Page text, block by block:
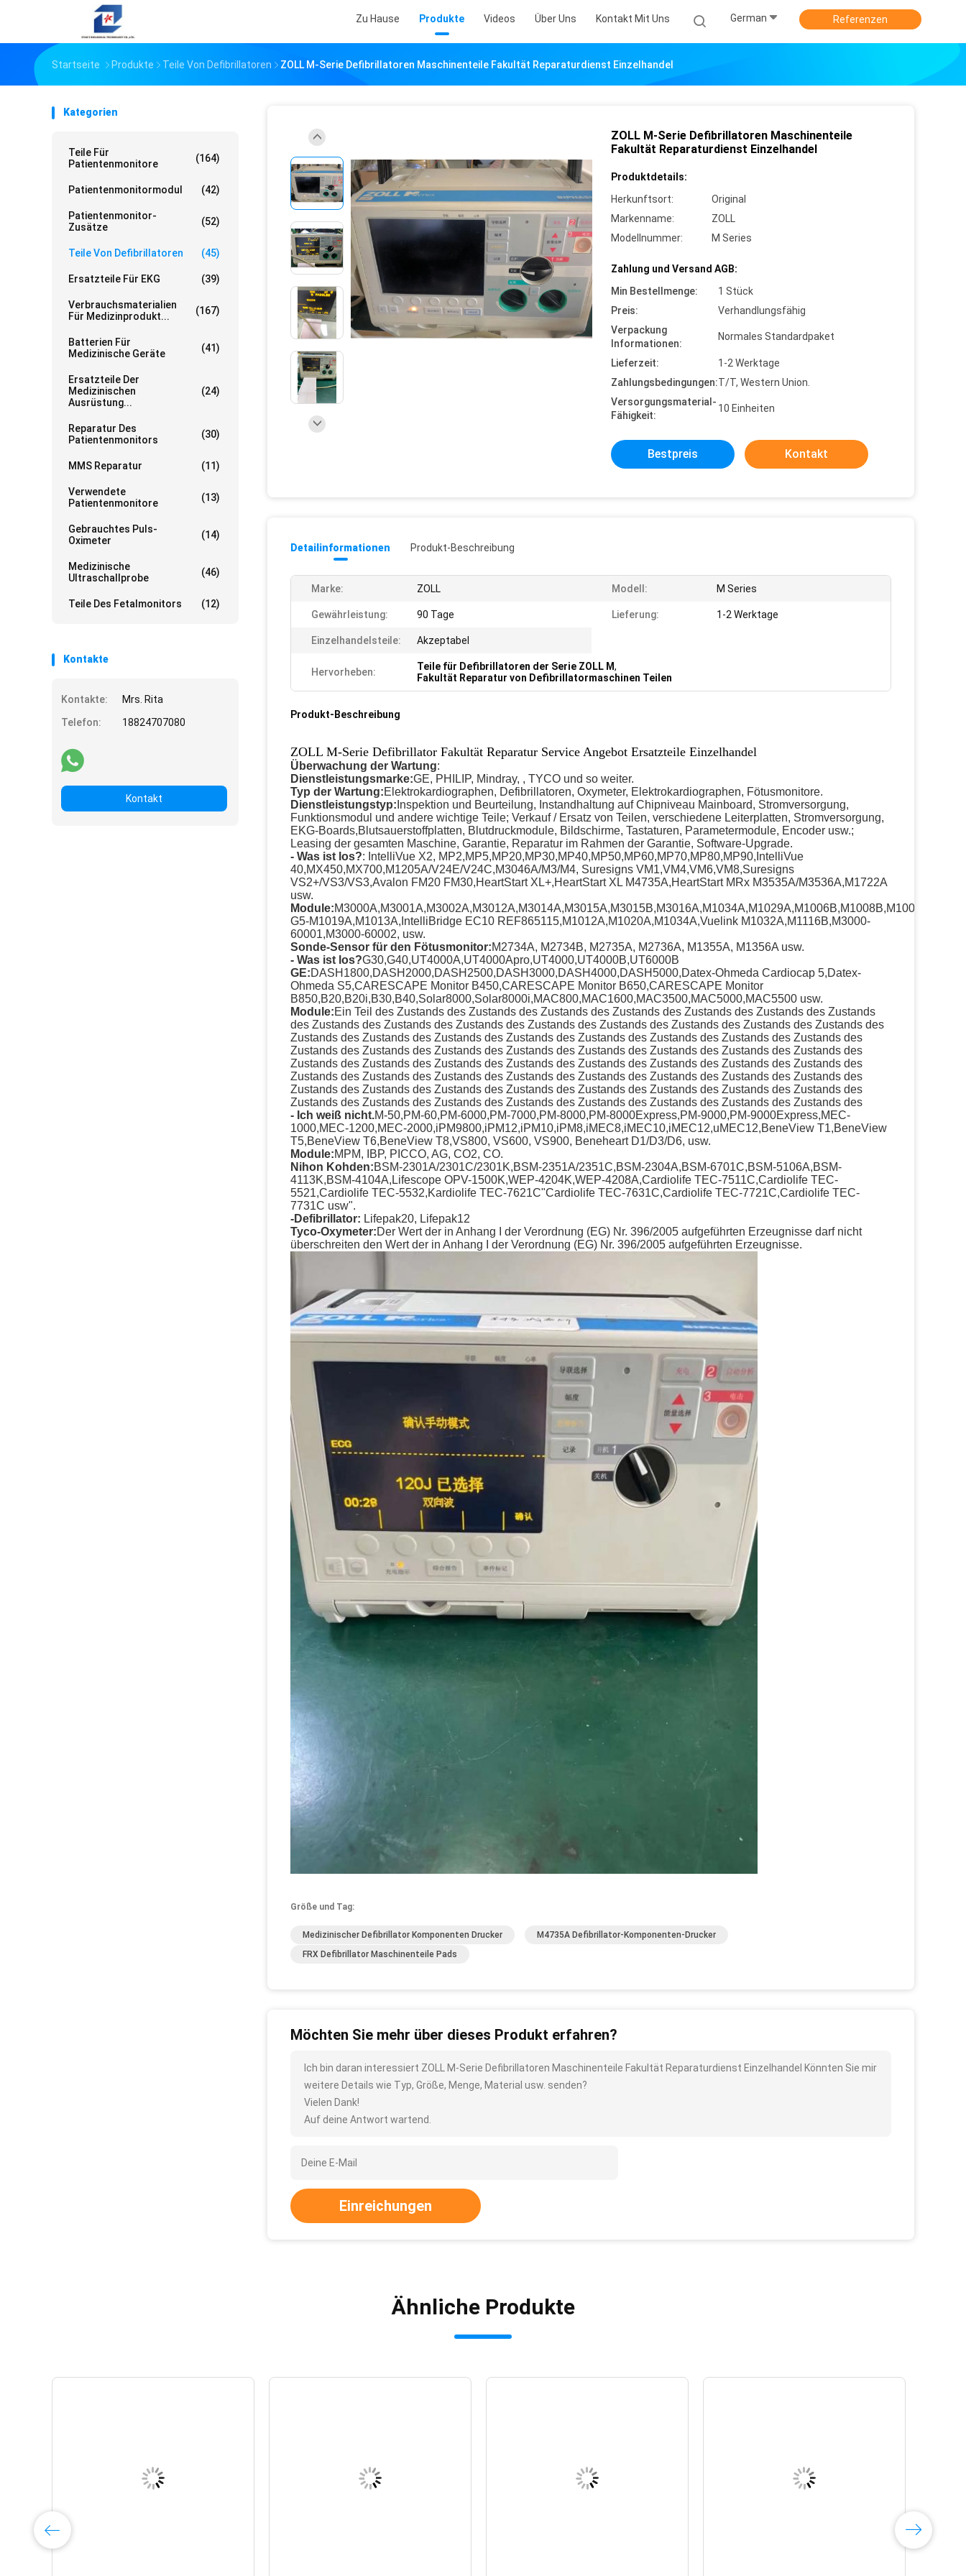
Zu Hause Produkte Videos Über Uns Kontakt Mit Uns German Referenzen
Startseite Produkte Teile Von Defibrillatoren ZOLL M-Serie Defibrillatoren Maschinenteile Fakultät Reparaturdienst Einzelhandel
Kategorien
Teile Für
Patientenmonitore
(164)
Patientenmonitormodul (42)
Patientenmonitor-
Zusätze
(52)
Teile Von Defibrillatoren (45)
Ersatzteile Für EKG (39)
Verbrauchsmaterialien
Für Medizinprodukt...
(167)
Batterien Für
Medizinische Geräte
(41)
Ersatzteile Der
Medizinischen
Ausrüstung...
(24)
Reparatur Des
Patientenmonitors
(30)
MMS Reparatur (11)
Verwendete
Patientenmonitore
(13)
Gebrauchtes Puls-
Oximeter
(14)
Medizinische
Ultraschallprobe
(46)
Teile Des Fetalmonitors (12)
Kontakte
Kontakte:
Mrs. Rita
Telefon:
18824707080
Kontakt
ZOLL M-Serie Defibrillatoren Maschinenteile
Fakultät Reparaturdienst Einzelhandel
Produktdetails:
Herkunftsort:
Original
Markenname:
ZOLL
Modellnummer:
M Series
Zahlung und Versand AGB:
Min Bestellmenge:
1 Stück
Preis:
Verhandlungsfähig
Verpackung
Informationen:
Normales Standardpaket
Lieferzeit:
1-2 Werktage
Zahlungsbedingungen:T/T, Western Union.
Versorgungsmaterial-
Fähigkeit:
10 Einheiten
Bestpreis Kontakt
Detailinformationen Produkt-Beschreibung
Marke: ZOLL Modell: M Series
Gewährleistung: 90 Tage Lieferung: 1-2 Werktage
Einzelhandelsteile: Akzeptabel
Hervorheben: Teile für Defibrillatoren der Serie ZOLL M,
Fakultät Reparatur von Defibrillatormaschinen Teilen
Produkt-Beschreibung
ZOLL M-Serie Defibrillator Fakultät Reparatur Service Angebot Ersatzteile Einzelhandel
Überwachung der Wartung:
Dienstleistungsmarke:GE, PHILIP, Mindray, , TYCO und so weiter.
Typ der Wartung:Elektrokardiographen, Defibrillatoren, Oxymeter, Elektrokardiographen, Fötusmonitore.
Dienstleistungstyp: Inspektion und Beurteilung, Instandhaltung auf Chipniveau Mainboard, Stromversorgung,
Funktionsmodul und andere wichtige Teile; Verkauf / Ersatz von Teilen, verschiedene Leiterplatten, Stromversorgung,
EKG-Boards,Blutsauerstoffplatten, Blutdruckmodule, Bildschirme, Tastaturen, Parametermodule, Encoder usw.;
Leasing der gesamten Maschine, Garantie, Reparatur im Rahmen der Garantie, Software-Upgrade.
- Was ist los?: IntelliVue X2, MP2,MP5,MP20,MP30,MP40,MP50,MP60,MP70,MP80,MP90,IntelliVue
40,MX450,MX700,M1205A/V24E/V24C,M3046A/M3/M4, Suresigns VM1,VM4,VM6,VM8,Suresigns
VS2+/VS3/VS3,Avalon FM20 FM30,HeartStart XL+,HeartStart XL M4735A,HeartStart MRx M3535A/M3536A,M1722A
usw.
Module:
G5-M1019A,M1013A,IntelliBridge EC10 REF865115,M1012A,M1020A,M1034A,Vuelink M1032A,M1116B,M3000-
60001,M3000-60002, usw.
Sonde-Sensor für den Fötusmonitor:M2734A, M2734B, M2735A, M2736A, M1355A, M1356A usw.
- Was ist los?G30,G40,UT4000A,UT4000Apro,UT4000,UT4000B,UT6000B
GE:DASH1800,DASH2000,DASH2500,DASH3000,DASH4000,DASH5000,Datex-Ohmeda Cardiocap 5,Datex-
Ohmeda S5,CARESCAPE Monitor B450,CARESCAPE Monitor B650,CARESCAPE Monitor
B850,B20,B20i,B30,B40,Solar8000,Solar8000i,MAC800,MAC1600,MAC3500,MAC5000,MAC5500 usw.
Module:Ein Teil des Zustands des Zustands des Zustands des Zustands des Zustands des Zustands des Zustands
des Zustands des Zustands des Zustands des Zustands des Zustands des Zustands des Zustands des Zustands des
Zustands des Zustands des Zustands des Zustands des Zustands des Zustands des Zustands des Zustands des
Zustands des Zustands des Zustands des Zustands des Zustands des Zustands des Zustands des Zustands des
Zustands des Zustands des Zustands des Zustands des Zustands des Zustands des Zustands des Zustands des
Zustands des Zustands des Zustands des Zustands des Zustands des Zustands des Zustands des Zustands des
Zustands des Zustands des Zustands des Zustands des Zustands des Zustands des Zustands des Zustands des
Zustands des Zustands des Zustands des Zustands des Zustands des Zustands des Zustands des Zustands des
- Ich weiß nicht.M-50,PM-60,PM-6000,PM-7000,PM-8000,PM-8000Express,PM-9000,PM-9000Express,MEC-
1000,MEC-1200,MEC-2000,iPM9800,iPM12,iPM10,iPM8,iMEC8,iMEC10,iMEC12,uMEC12,BeneView T1,BeneView
T5,BeneView T6,BeneView T8,VS800, VS600, VS900, Beneheart D1/D3/D6, usw.
Module:MPM, IBP, PICCO, AG, CO2, CO.
Nihon Kohden:BSM-2301A/2301C/2301K,BSM-2351A/2351C,BSM-2304A,BSM-6701C,BSM-5106A,BSM-
4113K,BSM-4104A,Lifescope OPV-1500K,WEP-4204K,WEP-4208A,Cardiolife TEC-7511C,Cardiolife TEC-
5521,Cardiolife TEC-5532,Kardiolife TEC-7621C"Cardiolife TEC-7631C,Cardiolife TEC-7721C,Cardiolife TEC-
7731C usw".
-Defibrillator: Lifepak20, Lifepak12
Tyco-Oxymeter:Der Wert der in Anhang I der Verordnung (EG) Nr. 396/2005 aufgeführten Erzeugnisse darf nicht
überschreiten den Wert der in Anhang I der Verordnung (EG) Nr. 396/2005 aufgeführten Erzeugnisse.
Größe und Tag:
Medizinischer Defibrillator Komponenten Drucker
M4735A Defibrillator-Komponenten-Drucker
FRX Defibrillator Maschinenteile Pads
Möchten Sie mehr über dieses Produkt erfahren?
Ich bin daran interessiert ZOLL M-Serie Defibrillatoren Maschinenteile Fakultät Reparaturdienst Einzelhandel Könnten Sie mir
weitere Details wie Typ, Größe, Menge, Material usw. senden?
Vielen Dank!
Auf deine Antwort wartend.
Einreichungen
Ähnliche Produkte